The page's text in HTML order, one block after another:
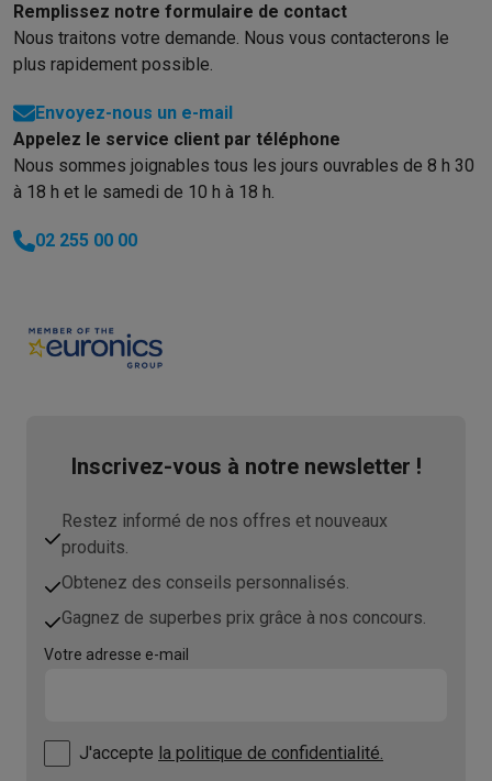
Remplissez notre formulaire de contact
Nous traitons votre demande. Nous vous contacterons le
plus rapidement possible.
Envoyez-nous un e-mail
Appelez le service client par téléphone
Nous sommes joignables tous les jours ouvrables de 8 h 30
à 18 h et le samedi de 10 h à 18 h.
02 255 00 00
Inscrivez-vous à notre newsletter !
Restez informé de nos offres et nouveaux
produits.
Obtenez des conseils personnalisés.
Gagnez de superbes prix grâce à nos concours.
Votre adresse e-mail
J'accepte la politique de confidentialité.